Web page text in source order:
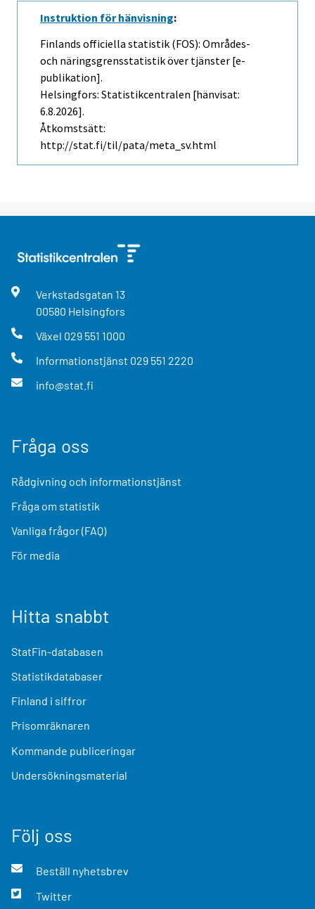
Instruktion för hänvisning:
Finlands officiella statistik (FOS): Områdes-
och näringsgrensstatistik över tjänster [e-
publikation].
Helsingfors: Statistikcentralen [hänvisat:
6.8.2026].
Åtkomstsätt:
http://stat.fi/til/pata/meta_sv.html
Verkstadsgatan 13
00580 Helsingfors
Växel 029 551 1000
Informationstjänst 029 551 2220
info@stat.fi
Fråga oss
Rådgivning och informationstjänst
Fråga om statistik
Vanliga frågor (FAQ)
För media
Hitta snabbt
StatFin-databasen
Statistikdatabaser
Finland i siffror
Prisomräknaren
Kommande publiceringar
Undersökningsmaterial
Följ oss
Beställ nyhetsbrev
Twitter